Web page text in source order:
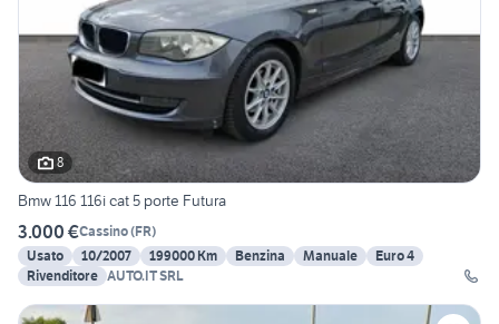
8
Bmw 116 116i cat 5 porte Futura
3.000 €Cassino(FR)
Usato
10/2007 199000 Km Benzina Manuale
Euro 4
Rivenditore AUTO.IT SRL